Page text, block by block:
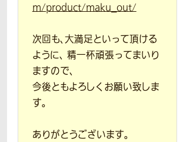
m/product/maku_out/
次回も、大満足といって頂ける
ように、 精一杯頑張ってまいり
ますので、
今後ともよろしくお願い致しま
す。
ありがとうございます。